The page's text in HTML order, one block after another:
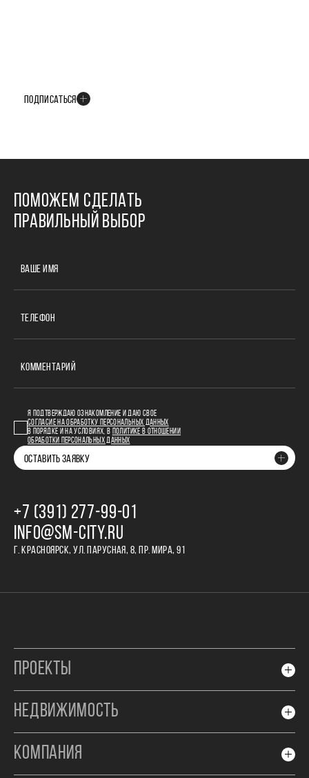
ПОДПИСАТЬСЯ
ПОМОЖЕМ СДЕЛАТЬ
ПРАВИЛЬНЫЙ ВЫБОР
ВАШЕ ИМЯ
ТЕЛЕФОН
КОММЕНТАРИЙ
Я ПОДТВЕРЖДАЮ ОЗНАКОМЛЕНИЕ И ДАЮ СВОЕ
СОГЛАСИЕ НА ОБРАБОТКУ ПЕРСОНАЛЬНЫХ ДАННЫХ
В ПОРЯДКЕ И НА УСЛОВИЯХ, В
ПОЛИТИКЕ В ОТНОШЕНИИ
ОБРАБОТКИ ПЕРСОНАЛЬНЫХ ДАННЫХ
ОСТАВИТЬ ЗАЯВКУ
+7 (391) 277‒99‒01
INFO@SM-CITY.RU
Г. КРАСНОЯРСК, УЛ. ПАРУСНАЯ, 8, ПР. МИРА, 91
ПРОЕКТЫ
НЕДВИЖИМОСТЬ
КОМПАНИЯ